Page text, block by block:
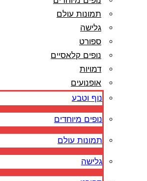
תמונות עולם
גלישה
ספורט
נופים קלאסיים
דמויות
אופנועים
נוף וטבע
נופים מיוחדים
תמונות עולם
גלישה